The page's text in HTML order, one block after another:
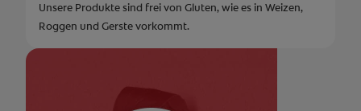
Unsere Produkte sind frei von Gluten, wie es in Weizen,
Roggen und Gerste vorkommt.